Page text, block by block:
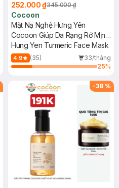
252.000 ₫345.000 ₫
Cocoon
Mặt Nạ Nghệ Hưng Yên
Cocoon Giúp Da Rạng Rỡ Mịn
Màng 100ml
Hung Yen Turmeric Face Mask
4.9 (35)
33/tháng
25%
-38 %